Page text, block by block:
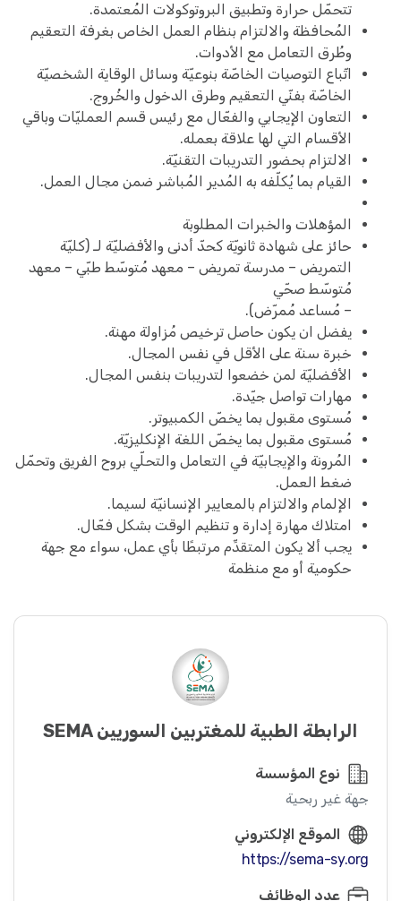
تتحمّل حرارة وتطبيق البروتوكولات المُعتمدة.
المُحافظة والالتزام بنظام العمل الخاص بغرفة التعقيم
وطُرق التعامل مع الأدوات.
اتّباع التوصيات الخاصّة بنوعيّة وسائل الوقاية الشخصيّة
الخاصّة بفنّي التعقيم وطرق الدخول والخُروج.
التعاون الإيجابي والفعّال مع رئيس قسم العمليّات وباقي
الأقسام التي لها علاقة بعمله.
الالتزام بحضور التدريبات التقنيّة.
القيام بما يُكلّفه به المُدير المُباشر ضمن مجال العمل.
المؤهلات والخبرات المطلوبة
حائز على شهادة ثانويّة كحدّ أدنى والأفضليّة لـ (كليّة
التمريض – مدرسة تمريض – معهد مُتوسّط طبّي – معهد
مُتوسّط صحّي
– مُساعد مُمرّض).
يفضل ان يكون حاصل ترخيص مُزاولة مهنة.
خبرة سنة على الأقل في نفس المجال.
الأفضليّة لمن خضعوا لتدريبات بنفس المجال.
مهارات تواصل جيّدة.
مُستوى مقبول بما يخصّ الكمبيوتر.
مُستوى مقبول بما يخصّ اللغة الإنكليزيّة.
المُرونة والإيجابيّة في التعامل والتحلّي بروح الفريق وتحمّل
ضغط العمل.
الإلمام والالتزام بالمعايير الإنسانيّة لسيما.
امتلاك مهارة إدارة و تنظيم الوقت بشكل فعّال.
يجب ألا يكون المتقدِّم مرتبطًا بأي عمل، سواء مع جهة
حكومية أو مع منظمة
الرابطة الطبية للمغتربين السوريين SEMA
نوع المؤسسة
جهة غير ربحية
الموقع الإلكتروني
https://sema-sy.org
عدد الوظائف